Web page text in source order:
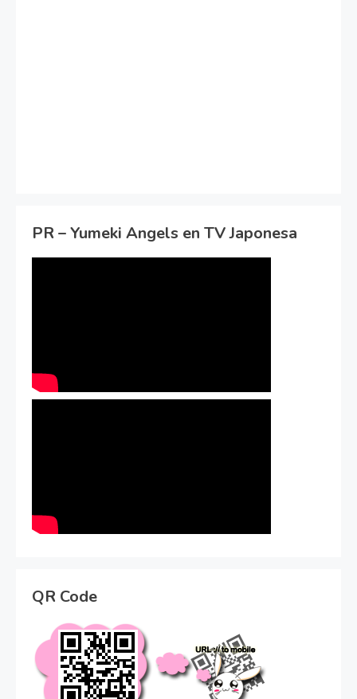
PR – Yumeki Angels en TV Japonesa
QR Code